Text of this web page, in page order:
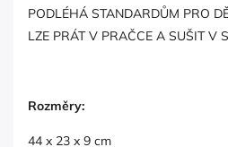
PODLÉHÁ STANDARDŮM PRO
LZE PRÁT V PRAČCE A SUŠIT V
Rozměry:
44 x 23 x 9 cm